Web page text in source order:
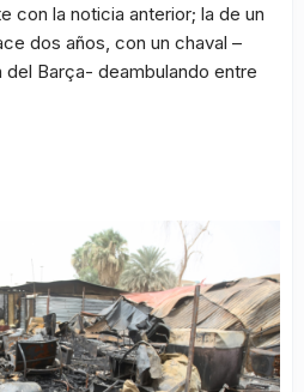
con la noticia anterior; la de un
dos años, con un chaval –
Barça- deambulando entre